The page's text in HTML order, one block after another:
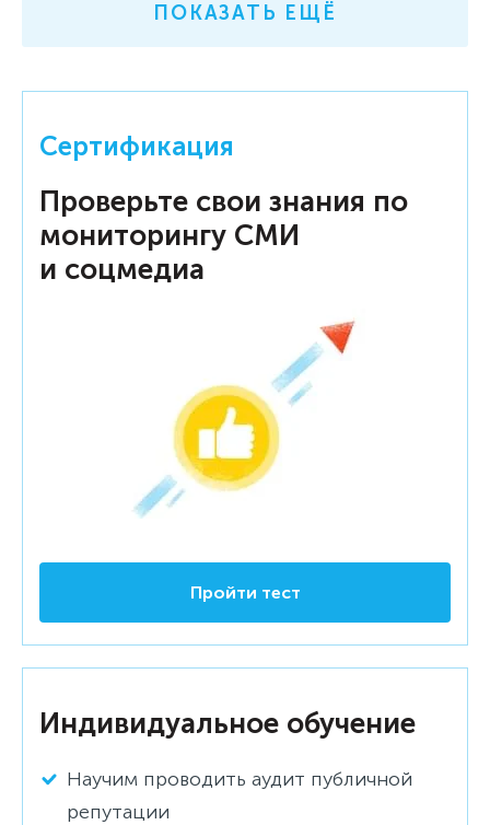
ПОКАЗАТЬ ЕЩЁ
Сертификация
Проверьте свои знания по
мониторингу СМИ
и соцмедиа
Пройти тест
Индивидуальное обучение
Научим проводить аудит публичной
репутации